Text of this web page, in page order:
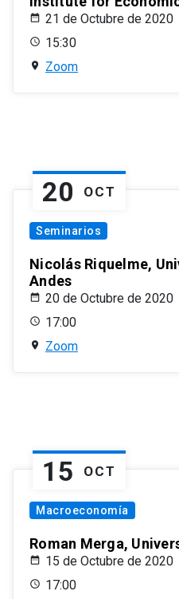
21 de Octubre de 2020
15:30
Zoom
20 OCT
Seminarios
Nicolás Riquelme,
Andes
20 de Octubre de 2020
17:00
Zoom
15 OCT
Macroeconomía
Roman Merga,
15 de Octubre de 2020
17:00